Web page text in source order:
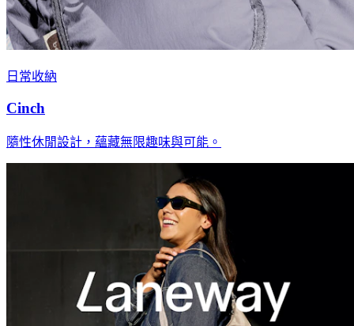
日常收納
Cinch
隨性休閒設計，蘊藏無限趣味與可能。